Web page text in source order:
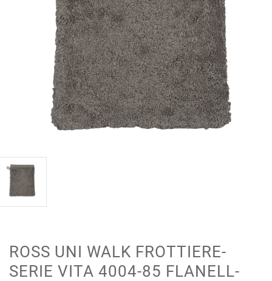
ROSS UNI WALK FROTTIERE-
SERIE VITA 4004-85 FLANELL-